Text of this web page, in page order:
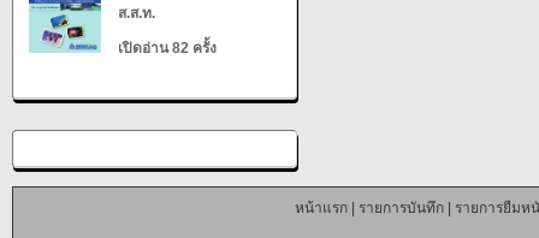
ส.ส.ท.
เปิดอ่าน 82 ครั้ง
หน้าแรก| รายการบันทึก| รายการยืมห